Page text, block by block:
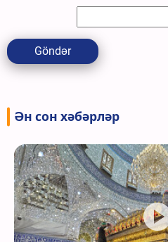
Göndər
Ән сон хәбәрләр